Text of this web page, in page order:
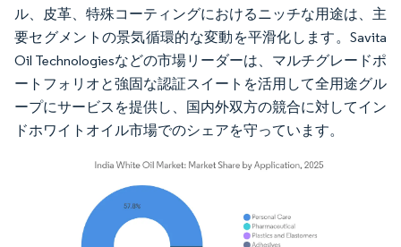
ル、皮革、特殊コーティングにおけるニッチな用途は、主
要セグメントの景気循環的な変動を平滑化します。Savita
Oil Technologiesなどの市場リーダーは、マルチグレードポ
ートフォリオと強固な認証スイートを活用して全用途グル
ープにサービスを提供し、国内外双方の競合に対してイン
ドホワイトオイル市場でのシェアを守っています。